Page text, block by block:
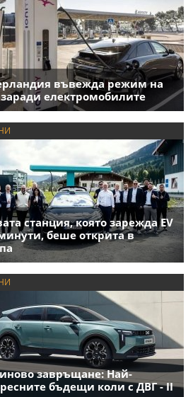
въвежда режим на
заради електромобилите
станция, която зарежда EV
беше открита в
завръщане: Най-
бъдещи коли с ДВГ - II